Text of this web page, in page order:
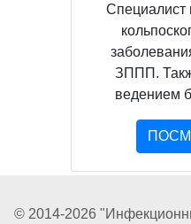
Специалист
ЗППП.
ведением
© 2014-2026